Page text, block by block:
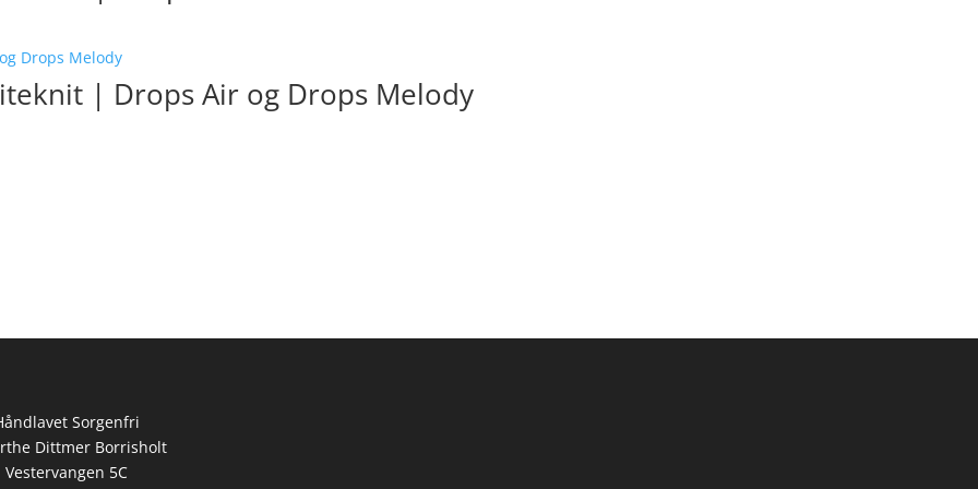
| Drops Air og Drops Melody
Sorgenfri
Dittmer Borrisholt
Vestervangen 5C